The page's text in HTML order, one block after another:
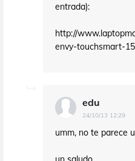
entrada):
http://
envy-touchsmart-
edu
24/10/13 12:29
umm, no te parece